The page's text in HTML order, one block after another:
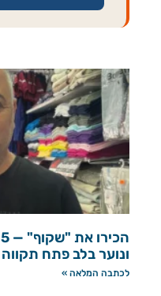
ונוער בלב פתח תקווה
לכתבה המלאה »